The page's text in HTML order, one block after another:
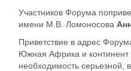
Участников Форума
имени М.В. Ломоносова
Приветствие в адрес
Южная Африка и континент
необходимость серьезной,